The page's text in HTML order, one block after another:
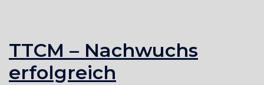
TTCM – Nachwuchs
erfolgreich